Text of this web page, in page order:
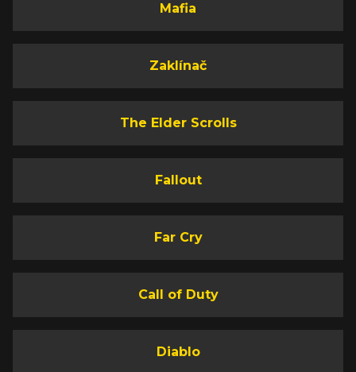
Mafia
Zaklínač
The Elder Scrolls
Fallout
Far Cry
Call of Duty
Diablo